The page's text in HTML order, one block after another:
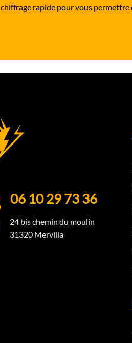
chiffrage rapide pour vous permettre
06 10 29 73 36
24 bis chemin du moulin
31320 Mervilla